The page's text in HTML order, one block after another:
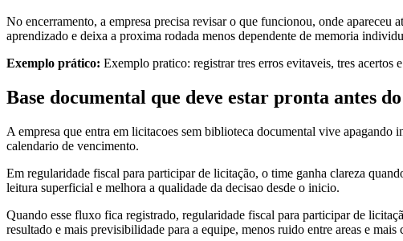
No encerramento, a empresa precisa revisar o que funcionou, onde
aprendizado e deixa a proxima rodada menos dependente de memoria
Exemplo prático: Exemplo pratico: registrar tres erros evitaveis, tres
Base documental que deve estar pronta antes
A empresa que entra em licitacoes sem biblioteca documental vive
calendario de vencimento.
Em regularidade fiscal para participar de licitação, o time ganha clareza
leitura superficial e melhora a qualidade da decisao desde o inicio.
Quando esse fluxo fica registrado, regularidade fiscal para participar de
resultado e mais previsibilidade para a equipe, menos ruido entre areas e mais